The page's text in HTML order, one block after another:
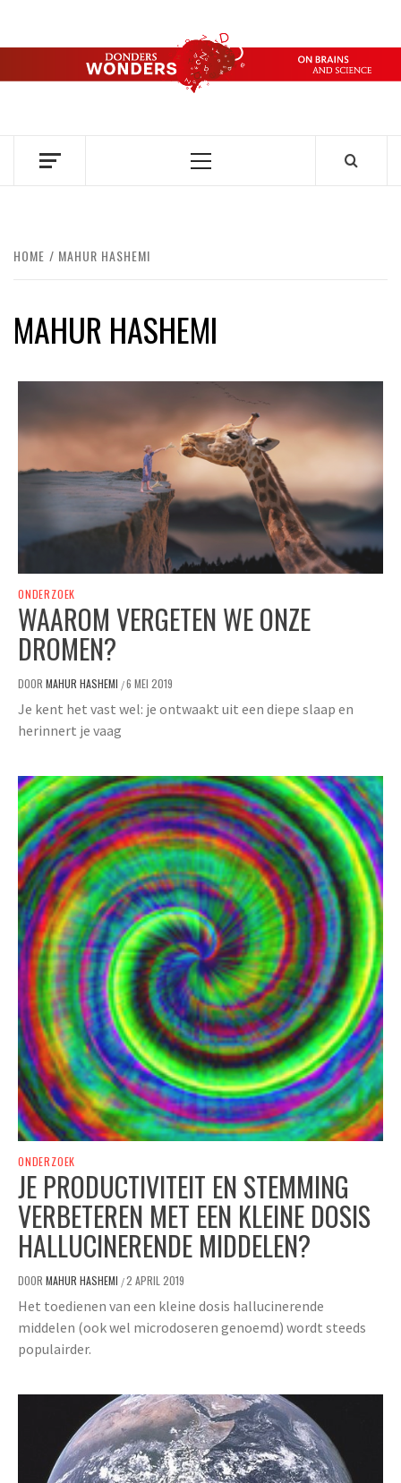
de
DONDERS
OVER HERSENEN EN WETENSCHAP // ON BRAINS AND
Primair
HOME MAHUR HASHEMI
MAHUR HASHEMI
ONDERZOEK
WAAROM VERGETEN WE ONZE
DROMEN?
DOOR MAHUR HASHEMI /6 MEI 2019
Je kent het vast wel: je ontwaakt uit een diepe slaap en
herinnert je vaag
ONDERZOEK
JE PRODUCTIVITEIT EN STEMMING
VERBETEREN MET EEN KLEINE DOSIS
HALLUCINERENDE MIDDELEN?
DOOR MAHUR HASHEMI /2 APRIL 2019
Het toedienen van een kleine dosis hallucinerende
middelen (ook wel microdoseren genoemd) wordt steeds
populairder.